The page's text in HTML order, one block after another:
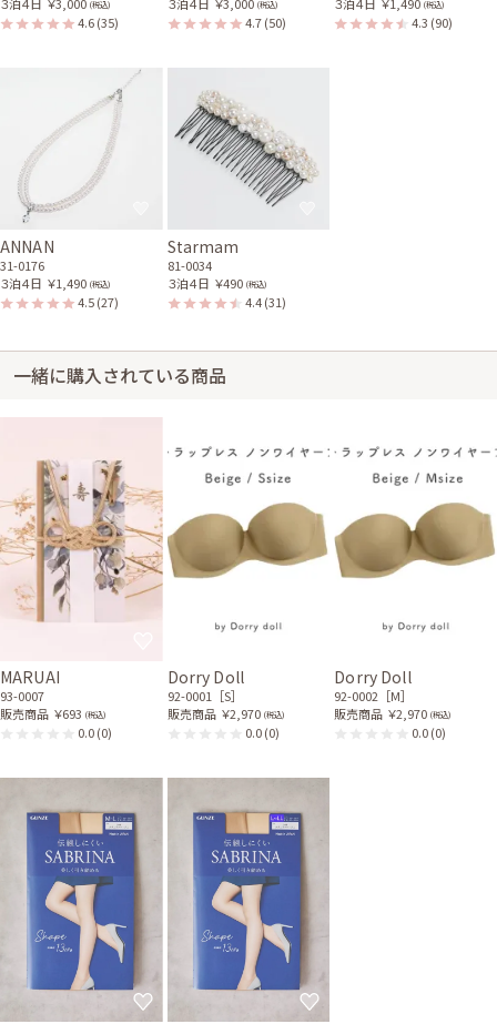
(税込)
4.6(35)
(税込)
4.7(50)
(税込)
4.3 (90)
ANNAN
31-0176
３泊４日 ￥1,490 (税込)
4.5(27)
Starmam
81-0034
３泊４日 ￥490 (税込)
4.4(31)
一緒に購入されている商品
MARUAI
93-0007
販売商品 ￥693 (税込)
0.0(0)
Dorry Doll
92-0001［S］
販売商品 ￥2,970 (税込)
0.0(0)
Dorry Doll
92-0002［M］
販売商品 ￥2,970 (税込)
0.0(0)